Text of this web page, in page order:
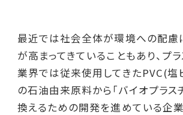
最近では社会全体が環境への配慮
が高まってきていることもあり、プ
業界では従来使用してきたPVC(塩
の石油由来原料から「バイオプラス
換えるための開発を進めている企